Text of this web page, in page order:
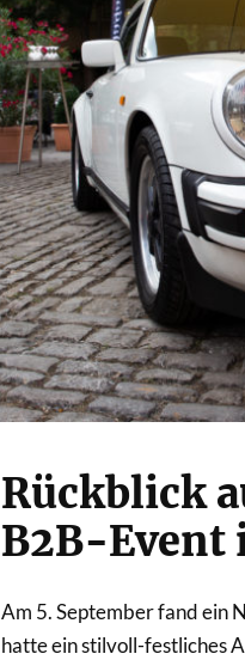
Rückblick
B2B-Event
Am 5. September fand ein
hatte ein stilvoll-festliches